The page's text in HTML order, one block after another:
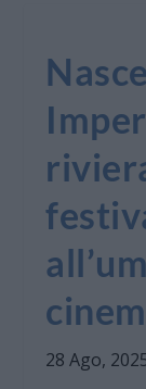
28 Ago,